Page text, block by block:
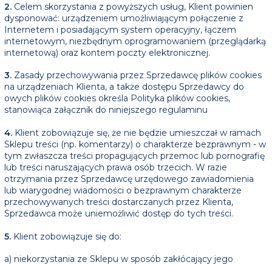
2. Celem skorzystania z powyższych usług, Klient powinien
dysponować: urządzeniem umożliwiającym połączenie z
Internetem i posiadającym system operacyjny, łączem
internetowym, niezbędnym oprogramowaniem (przeglądarką
internetową) oraz kontem poczty elektronicznej.
3. Zasady przechowywania przez Sprzedawcę plików cookies
na urządzeniach Klienta, a także dostępu Sprzedawcy do
owych plików cookies określa Polityka plików cookies,
stanowiąca załącznik do niniejszego regulaminu
4. Klient zobowiązuje się, że nie będzie umieszczał w ramach
Sklepu treści (np. komentarzy) o charakterze bezprawnym - w
tym zwłaszcza treści propagujących przemoc lub pornografię
lub treści naruszających prawa osób trzecich. W razie
otrzymania przez Sprzedawcę urzędowego zawiadomienia
lub wiarygodnej wiadomości o bezprawnym charakterze
przechowywanych treści dostarczanych przez Klienta,
Sprzedawca może uniemożliwić dostęp do tych treści.
5. Klient zobowiązuje się do:
a) niekorzystania ze Sklepu w sposób zakłócający jego